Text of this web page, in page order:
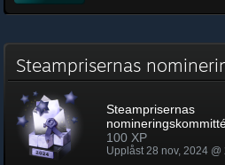
Steamprisernas
Steamprisernas
100 XP
Upplåst 28 nov, 2024 @